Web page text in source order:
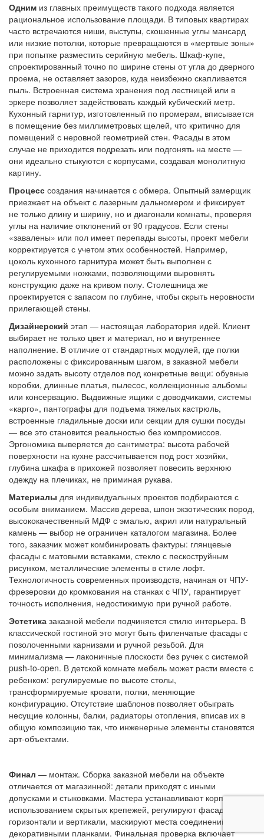
Одним из главных преимуществ такого подхода является
рациональное использование площади. В типовых квартирах
часто встречаются ниши, выступы, скошенные углы мансард
или низкие потолки, которые превращаются в «мертвые зоны»
при попытке разместить серийную мебель. Шкаф-купе,
спроектированный точно по ширине стены от угла до дверного
проема, не оставляет зазоров, куда неизбежно скапливается
пыль. Встроенная система хранения под лестницей или в
эркере позволяет задействовать каждый кубический метр.
Кухонный гарнитур, изготовленный по промерам, вписывается
в помещение без миллиметровых щелей, что критично для
помещений с неровной геометрией стен. Фасады в этом
случае не приходится подрезать или подгонять на месте —
они идеально стыкуются с корпусами, создавая монолитную
картину.
Процесс создания начинается с обмера. Опытный замерщик
приезжает на объект с лазерным дальномером и фиксирует
не только длину и ширину, но и диагонали комнаты, проверяя
углы на наличие отклонений от 90 градусов. Если стены
«завалены» или пол имеет перепады высоты, проект мебели
корректируется с учетом этих особенностей. Например,
цоколь кухонного гарнитура может быть выполнен с
регулируемыми ножками, позволяющими выровнять
конструкцию даже на кривом полу. Столешница же
проектируется с запасом по глубине, чтобы скрыть неровности
прилегающей стены.
Дизайнерский этап — настоящая лаборатория идей. Клиент
выбирает не только цвет и материал, но и внутреннее
наполнение. В отличие от стандартных модулей, где полки
расположены с фиксированным шагом, в заказной мебели
можно задать высоту отделов под конкретные вещи: обувные
коробки, длинные платья, пылесос, коллекционные альбомы
или консервацию. Выдвижные ящики с доводчиками, системы
«карго», пантографы для подъема тяжелых кастрюль,
встроенные гладильные доски или секции для сушки посуды
— все это становится реальностью без компромиссов.
Эргономика выверяется до сантиметра: высота рабочей
поверхности на кухне рассчитывается под рост хозяйки,
глубина шкафа в прихожей позволяет повесить верхнюю
одежду на плечиках, не приминая рукава.
Материалы для индивидуальных проектов подбираются с
особым вниманием. Массив дерева, шпон экзотических пород,
высококачественный МДФ с эмалью, акрил или натуральный
камень — выбор не ограничен каталогом магазина. Более
того, заказчик может комбинировать фактуры: глянцевые
фасады с матовыми вставками, стекло с пескоструйным
рисунком, металлические элементы в стиле лофт.
Технологичность современных производств, начиная от ЧПУ-
фрезеровки до кромкования на станках с ЧПУ, гарантирует
точность исполнения, недостижимую при ручной работе.
Эстетика заказной мебели подчиняется стилю интерьера. В
классической гостиной это могут быть филенчатые фасады с
позолоченными карнизами и ручной резьбой. Для
минимализма — лаконичные плоскости без ручек с системой
push-to-open. В детской комнате мебель может расти вместе с
ребенком: регулируемые по высоте столы,
трансформируемые кровати, полки, меняющие
конфигурацию. Отсутствие шаблонов позволяет обыграть
несущие колонны, балки, радиаторы отопления, вписав их в
общую композицию так, что инженерные элементы становятся
арт-объектами.
Финал — монтаж. Сборка заказной мебели на объекте
отличается от магазинной: детали приходят с иными
допусками и стыковками. Мастера устанавливают корпуса с
использованием скрытых крепежей, регулируют фасады по
горизонтали и вертикали, маскируют места соединений
декоративными планками. Финальная проверка включает